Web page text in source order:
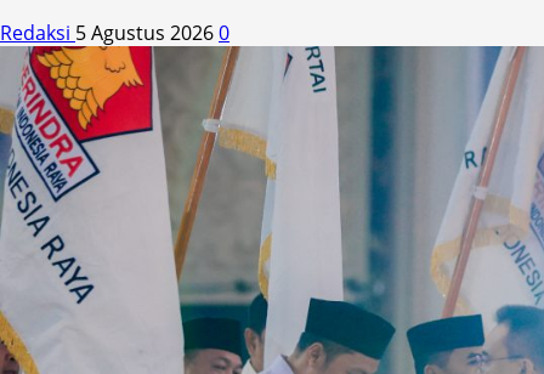
Redaksi 5 Agustus 20260